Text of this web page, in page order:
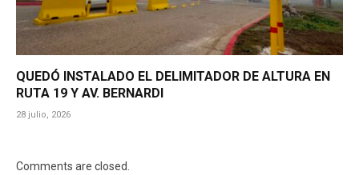
QUEDÓ INSTALADO EL DELIMITADOR DE ALTURA EN
RUTA 19 Y AV. BERNARDI
28 julio, 2026
Comments are closed.